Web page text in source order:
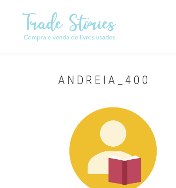
conteúdo
ANDREIA_400